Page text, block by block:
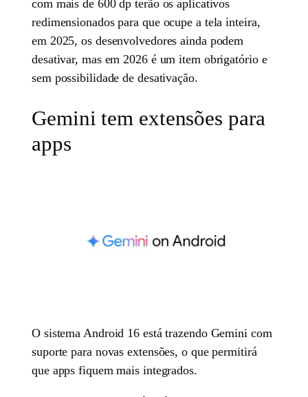
com mais de 600 dp terão os aplicativos
redimensionados para que ocupe a tela inteira,
em 2025, os desenvolvedores ainda podem
desativar, mas em 2026 é um item obrigatório e
sem possibilidade de desativação.
Gemini tem extensões para
apps
O sistema Android 16 está trazendo Gemini com
suporte para novas extensões, o que permitirá
que apps fiquem mais integrados.